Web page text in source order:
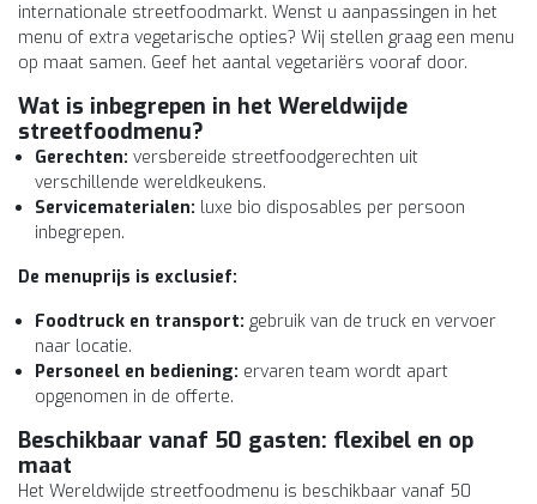
internationale streetfoodmarkt. Wenst u aanpassingen in het
menu of extra vegetarische opties? Wij stellen graag een menu
op maat samen. Geef het aantal vegetariërs vooraf door.
Wat is inbegrepen in het Wereldwijde
streetfoodmenu?
Gerechten: versbereide streetfoodgerechten uit
verschillende wereldkeukens.
Servicematerialen: luxe bio disposables per persoon
inbegrepen.
De menuprijs is exclusief:
Foodtruck en transport: gebruik van de truck en vervoer
naar locatie.
Personeel en bediening: ervaren team wordt apart
opgenomen in de offerte.
Beschikbaar vanaf 50 gasten: flexibel en op
maat
Het Wereldwijde streetfoodmenu is beschikbaar vanaf 50